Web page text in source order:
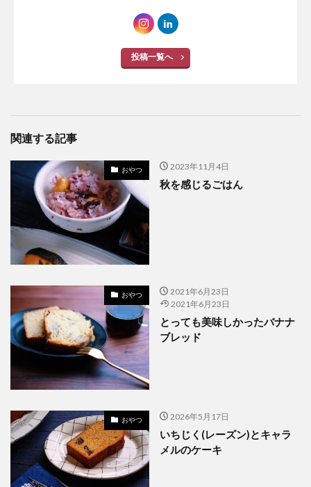
投稿一覧へ
関連する記事
おやつ 2023年11月4日
秋を感じるごはん
おやつ
2021年6月23日
2021年6月23日
とっても美味しかったバナナ
ブレッド
おやつ 2026年5月17日
いちじく(レーズン)とキャラ
メルのケーキ